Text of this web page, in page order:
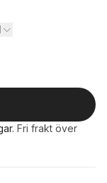
. Fri frakt över